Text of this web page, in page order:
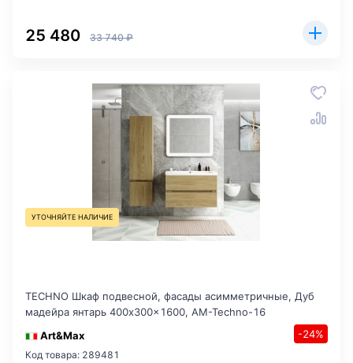
25 480 33 740 ₽
УТОЧНЯЙТЕ НАЛИЧИЕ
TECHNO Шкаф подвесной, фасады асимметричные, Дуб
мадейра янтарь 400x300x1600, AM-Techno-16
Art&Max
-24%
Код товара: 289481